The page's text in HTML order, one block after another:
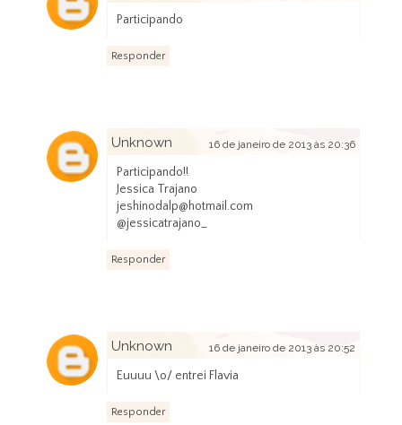
Participando
Responder
Unknown 16 de janeiro de 2013 às 20:36
Participando!!
Jessica Trajano
jeshinodalp@hotmail.com
@jessicatrajano_
Responder
Unknown 16 de janeiro de 2013 às 20:52
Euuuu \o/ entrei Flavia
Responder